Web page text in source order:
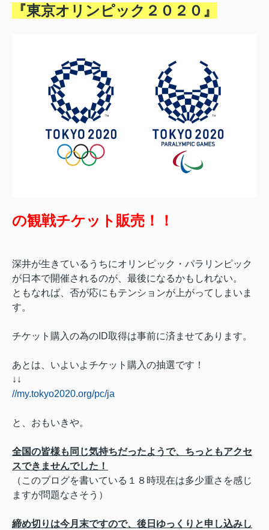
『東京オリンピック２０２０』
の観戦チケット販売！！
深井が生きているうちにオリンピック・パラリンピック
が日本で開催されるのが、最後になるかもしれない。
ともなれば、否が応にもテンションが上がってしまいま
す。
チケット購入の為のID取得は事前に済ませてあります。
あとは、いよいよチケット購入の抽選です！
↓↓
//my.tokyo2020.org/pc/ja
と、おもいきや。
全国の皆様も同じ気持ちだったようで、ちっともアクセ
スできませんでした！
（このブログを書いている１８時現在は多少重さを感じ
ますが問題なさそう）
締め切りは今月末ですので、後日ゆっくりと申し込みし